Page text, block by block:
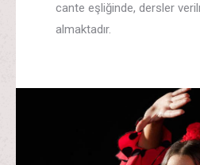
cante eşliğinde, dersler
almaktadır.